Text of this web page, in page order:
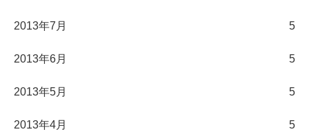
2013年7月 5
2013年6月 5
2013年5月 5
2013年4月 5